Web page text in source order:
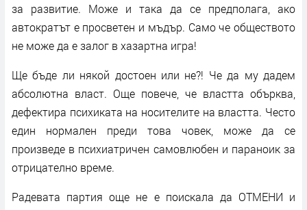
за развитие. Може и така да се предполага, ако
автократът е просветен и мъдър. Само че обществото
не може да е залог в хазартна игра!
Ще бъде ли някой достоен или не?! Че да му дадем
абсолютна власт. Още повече, че властта обърква,
дефектира психиката на носителите на властта. Често
един нормален преди това човек, може да се
произведе в психиатричен самовлюбен и параноик за
отрицателно време.
Радевата партия още не е поискала да ОТМЕНИ и